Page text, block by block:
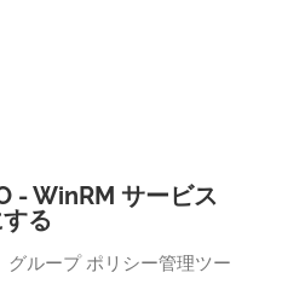
- WinRM サービス
る
グループ ポリシー管理ツー